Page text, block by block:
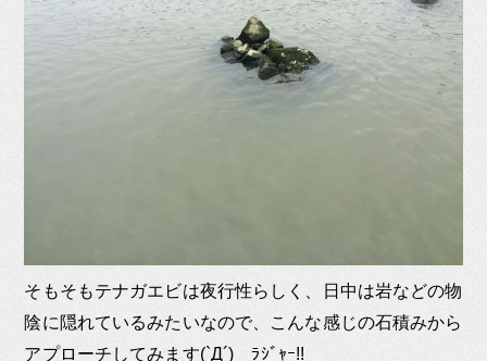
そもそもテナガエビは夜行性らしく、日中は岩などの物
陰に隠れているみたいなので、こんな感じの石積みから
アプローチしてみます(`Д´)ゞﾗｼﾞｬｰ!!